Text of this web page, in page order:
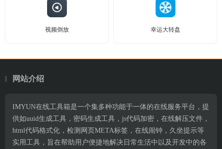
视频倒放 幸运大转盘
网站介绍
IMYUN在线工具箱是一个集多种功能于一体的在线服务平台，提
供如uuid生成工具，密码生成工具，js代码加密，在线解压文件，
html代码格式化，检测网页META标签，在线闹钟，久坐提示等
实用工具，旨在帮助用户便捷地解决日常生活中以及开发中的各